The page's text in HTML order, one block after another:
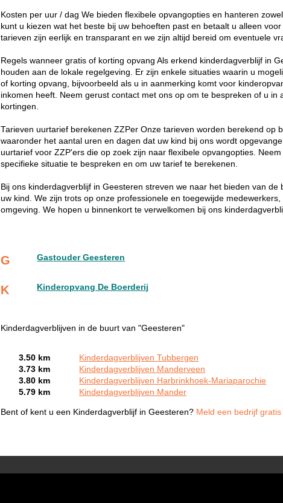
Kosten per uur / dag We bieden flexibele opvangopties en hanteren
kunt u kiezen wat het beste bij uw behoeften past en betaalt u alleen
tarieven zijn eerlijk en transparant en we zijn altijd bereid om eventuele
Regels wanneer gratis of korting opvang Als erkend kinderdagverblijf in
houden aan de lokale regelgeving. Er zijn enkele situaties waarin u
of korting opvang, bijvoorbeeld als u in aanmerking komt voor
inkomen heeft. Neem gerust contact met ons op om te bespreken of u in
kortingen.
Tarieven uurtarief berekenen ZZPer Onze tarieven worden berekend op
waaronder het aantal uren en dagen dat uw kind bij ons wordt
uurtarief voor ZZP'ers die op zoek zijn naar flexibele opvangopties.
specifieke situatie te bespreken en om uw tarief te berekenen.
Bij ons kinderdagverblijf in Geesteren streven we naar het bieden van
uw kind. We zijn trots op onze professionele en toegewijde
omgeving. We hopen u binnenkort te verwelkomen bij ons
G Gastouder Geesteren
K Kinderopvang De Boerderij
Kinderdagverblijven in de buurt van "Geesteren"
3.50 km
Kinderdagverblijven Tubbergen
3.73 km
Kinderdagverblijven Manderveen
3.80 km
Kinderdagverblijven Harbrinkhoek-Mariaparochie
5.79 km
Kinderdagverblijven Mander
Bent of kent u een Kinderdagverblijf in Geesteren? Meld een bedrijf gratis